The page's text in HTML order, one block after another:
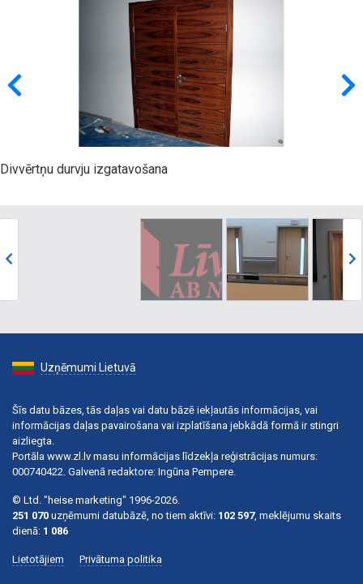
Divvērtņu durvju izgatavošana
Uzņēmumi Lietuvā
Šīs datu bāzes, tās daļas vai datu bāzē iekļautās informācijas, vai
informācijas daļas pavairošana vai izplatīšana jebkādā formā ir stingri
aizliegta.
Portāla www.zl.lv masu informācijas līdzekļa reģistrācijas numurs:
000740422. Galvenā redaktore: Ingūna Pempere.
© Ltd. "heise marketing" 1996-2026.
251 070 uzņēmumi datubāzē, no tiem aktīvi: 102 597, meklējumu skaits
dienā: 1 086
Lietotājiem Privātuma politika